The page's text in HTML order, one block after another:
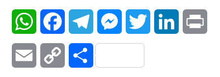
WhatsAppFacebookTelegramMessengerTwitter LinkedIn
Email Copy Compartilhar